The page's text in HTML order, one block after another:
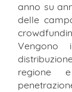
anno su
delle
regione